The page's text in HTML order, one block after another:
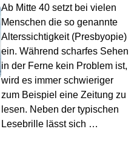
Ab Mitte 40 setzt bei vielen
Menschen die so genannte
Alterssichtigkeit (Presbyopie)
ein. Während scharfes Sehen
in der Ferne kein Problem ist,
wird es immer schwieriger
zum Beispiel eine Zeitung zu
lesen. Neben der typischen
Lesebrille lässt sich …